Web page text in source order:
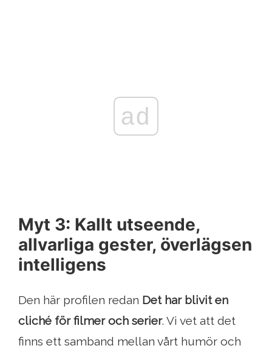
ad
Myt 3: Kallt utseende,
allvarliga gester, överlägsen
intelligens
Den här profilen redan Det har blivit en
cliché för filmer och serier. Vi vet att det
finns ett samband mellan vårt humör och